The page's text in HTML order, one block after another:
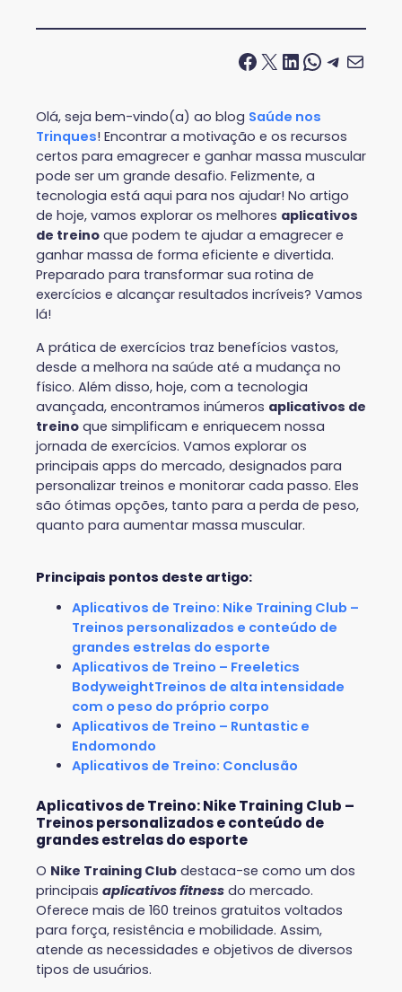
Facebook X LinkedIn WhatsApp Telegram E-mail
Olá, seja bem-vindo(a) ao blog Saúde nos
Trinques! Encontrar a motivação e os recursos
certos para emagrecer e ganhar massa muscular
pode ser um grande desafio. Felizmente, a
tecnologia está aqui para nos ajudar! No artigo
de hoje, vamos explorar os melhores aplicativos
de treino que podem te ajudar a emagrecer e
ganhar massa de forma eficiente e divertida.
Preparado para transformar sua rotina de
exercícios e alcançar resultados incríveis? Vamos
lá!
A prática de exercícios traz benefícios vastos,
desde a melhora na saúde até a mudança no
físico. Além disso, hoje, com a tecnologia
avançada, encontramos inúmeros aplicativos de
treino que simplificam e enriquecem nossa
jornada de exercícios. Vamos explorar os
principais apps do mercado, designados para
personalizar treinos e monitorar cada passo. Eles
são ótimas opções, tanto para a perda de peso,
quanto para aumentar massa muscular.
Principais pontos deste artigo:
Aplicativos de Treino: Nike Training Club –
Treinos personalizados e conteúdo de
grandes estrelas do esporte
Aplicativos de Treino – Freeletics
BodyweightTreinos de alta intensidade
com o peso do próprio corpo
Aplicativos de Treino – Runtastic e
Endomondo
Aplicativos de Treino: Conclusão
Aplicativos de Treino: Nike Training Club –
Treinos personalizados e conteúdo de
grandes estrelas do esporte
O Nike Training Club destaca-se como um dos
principais aplicativos fitness do mercado.
Oferece mais de 160 treinos gratuitos voltados
para força, resistência e mobilidade. Assim,
atende as necessidades e objetivos de diversos
tipos de usuários.